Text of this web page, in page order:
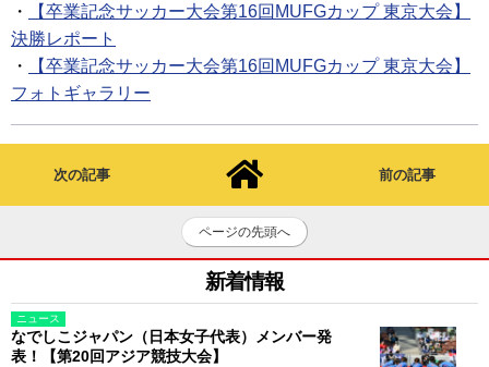
・
【卒業記念サッカー大会第16回MUFGカップ 東京大会】
決勝レポート
・
【卒業記念サッカー大会第16回MUFGカップ 東京大会】
フォトギャラリー
次の記事 前の記事
ページの先頭へ
新着情報
ニュース
なでしこジャパン（日本女子代表）メンバー発
表！【第20回アジア競技大会】